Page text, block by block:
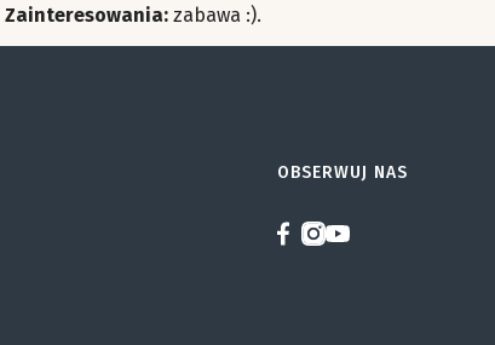
Zainteresowania: zabawa :).
OBSERWUJ NAS